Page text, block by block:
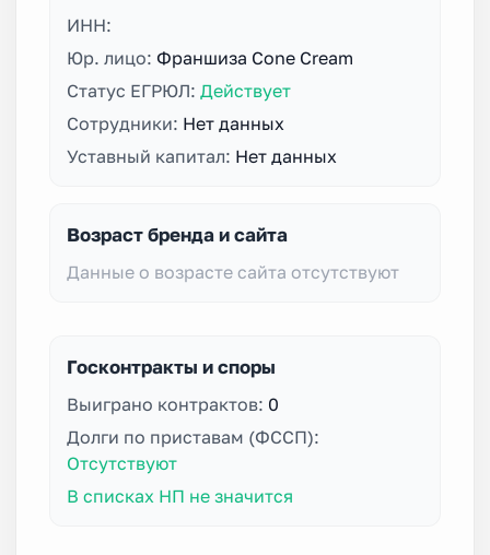
ИНН:
Юр. лицо: Франшиза Cone Cream
Статус ЕГРЮЛ: Действует
Сотрудники: Нет данных
Уставный капитал: Нет данных
Возраст бренда и сайта
Данные о возрасте сайта отсутствуют
Госконтракты и споры
Выиграно контрактов: 0
Долги по приставам (ФССП):
Отсутствуют
В списках НП не значится